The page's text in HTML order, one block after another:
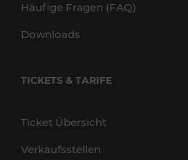
Häufige Fragen (FAQ)
Downloads
TICKETS & TARIFE
Ticket Übersicht
Verkaufsstellen